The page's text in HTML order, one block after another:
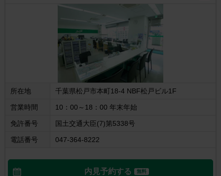
所在地 千葉県松戸市本町18-4 NBF松戸ビル1F
営業時間 10：00～18：00 年末年始
免許番号 国土交通大臣(7)第5338号
電話番号 047-364-8222
内見予約する 無料